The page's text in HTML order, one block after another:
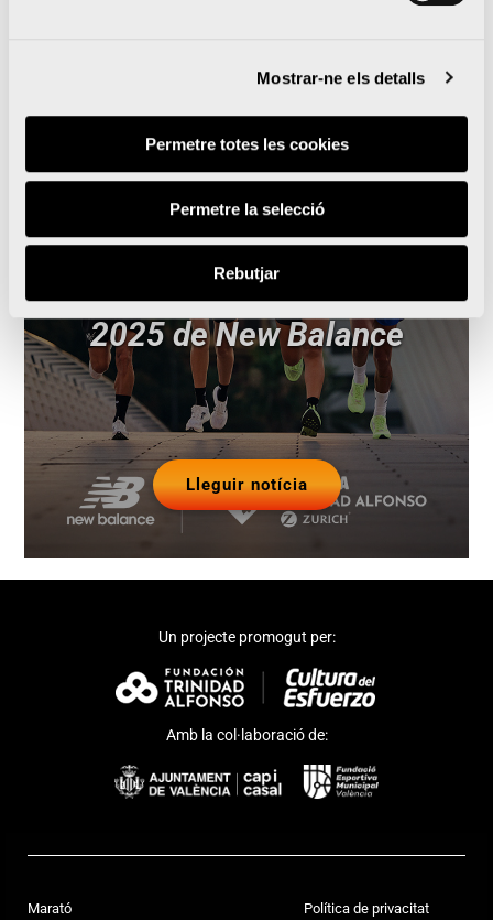
Mostrar-ne els detalls
Permetre totes les cookies
Permetre la selecció
Rebutjar
A la venta la colección
especial Maratón Valencia
2025 de New Balance
Lleguir notícia
Un projecte promogut per:
Amb la col·laboració de:
Marató Política de privacitat